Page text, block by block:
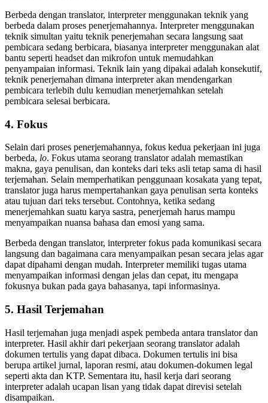
Berbeda dengan translator, interpreter menggunakan teknik yang
berbeda dalam proses penerjemahannya. Interpreter menggunakan
teknik simultan yaitu teknik penerjemahan secara langsung saat
pembicara sedang berbicara, biasanya interpreter menggunakan alat
bantu seperti headset dan mikrofon untuk memudahkan
penyampaian informasi. Teknik lain yang dipakai adalah konsekutif,
teknik penerjemahan dimana interpreter akan mendengarkan
pembicara terlebih dulu kemudian menerjemahkan setelah
pembicara selesai berbicara.
4. Fokus
Selain dari proses penerjemahannya, fokus kedua pekerjaan ini juga
berbeda, lo. Fokus utama seorang translator adalah memastikan
makna, gaya penulisan, dan konteks dari teks asli tetap sama di hasil
terjemahan. Selain memperhatikan penggunaan kosakata yang tepat,
translator juga harus mempertahankan gaya penulisan serta konteks
atau tujuan dari teks tersebut. Contohnya, ketika sedang
menerjemahkan suatu karya sastra, penerjemah harus mampu
menyampaikan nuansa bahasa dan emosi yang sama.
Berbeda dengan translator, interpreter fokus pada komunikasi secara
langsung dan bagaimana cara menyampaikan pesan secara jelas agar
dapat dipahami dengan mudah. Interpreter memiliki tugas utama
menyampaikan informasi dengan jelas dan cepat, itu mengapa
fokusnya bukan pada gaya bahasanya, tapi informasinya.
5. Hasil Terjemahan
Hasil terjemahan juga menjadi aspek pembeda antara translator dan
interpreter. Hasil akhir dari pekerjaan seorang translator adalah
dokumen tertulis yang dapat dibaca. Dokumen tertulis ini bisa
berupa artikel jurnal, laporan resmi, atau dokumen-dokumen legal
seperti akta dan KTP. Sementara itu, hasil kerja dari seorang
interpreter adalah ucapan lisan yang tidak dapat direvisi setelah
disampaikan.